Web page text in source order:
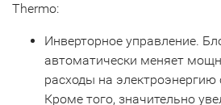
Thermo:
Инверторное управление.
автоматически меняет
расходы на
Кроме того, значительно